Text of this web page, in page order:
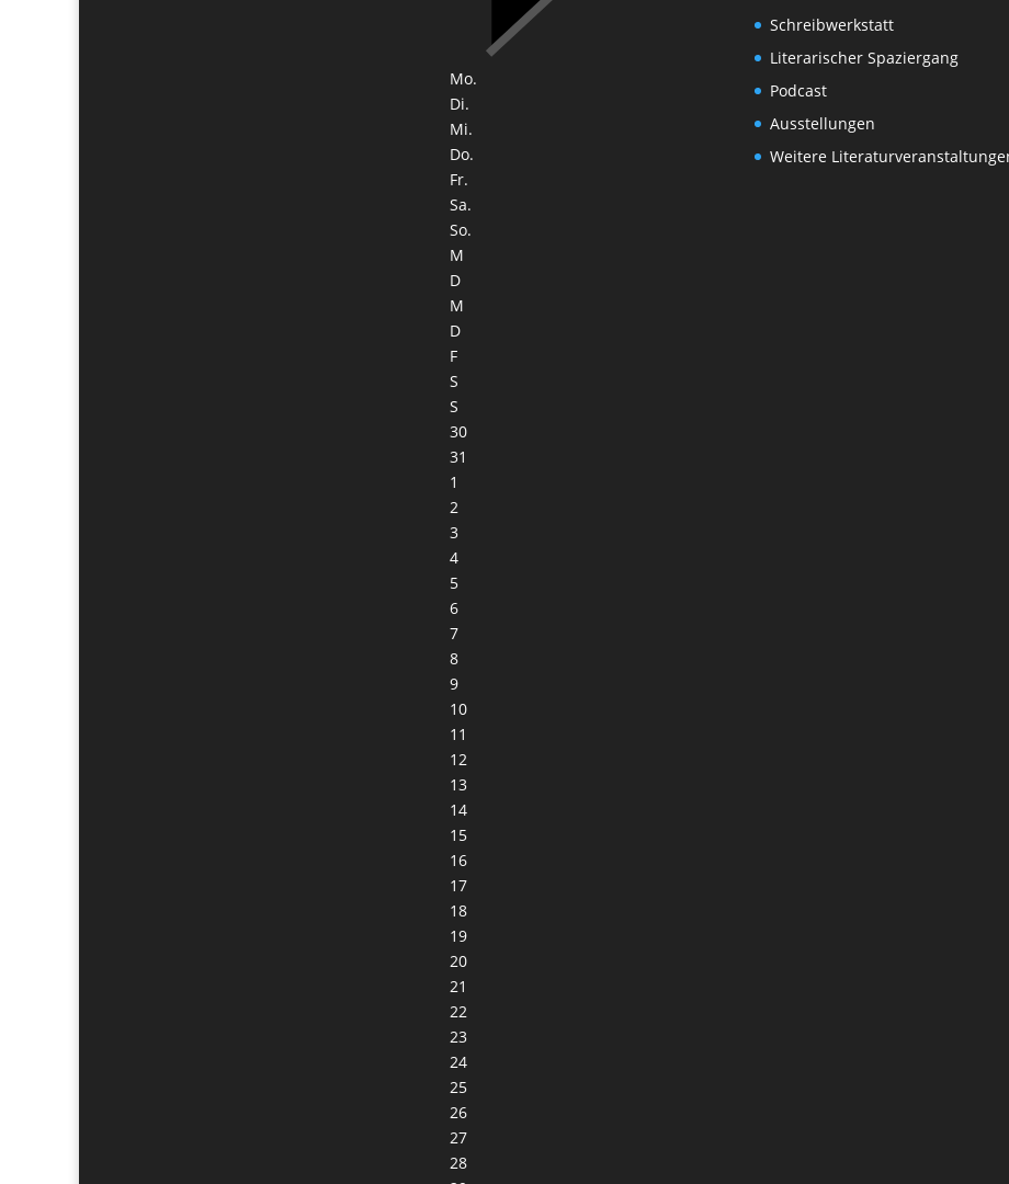
Mo.
Di.
Mi.
Do.
Fr.
Sa.
So.
M
D
M
D
F
S
S
30
31
1
2
3
4
5
6
7
8
9
10
11
12
13
14
15
16
17
18
19
20
21
22
23
24
25
26
27
28
Schreibwerkstatt
Literarischer Spaziergang
Podcast
Ausstellungen
Weitere